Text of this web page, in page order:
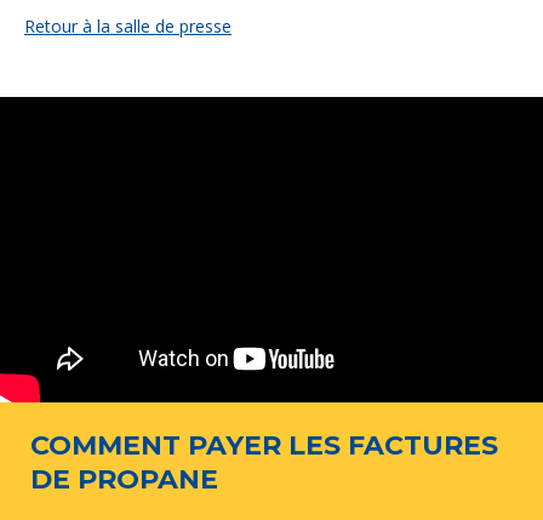
Retour à la salle de presse
COMMENT PAYER LES FACTURES
DE PROPANE